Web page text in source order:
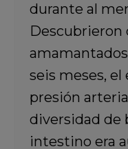
durante al
Descubrieron
seis meses,
presión
diversidad de
intestino era